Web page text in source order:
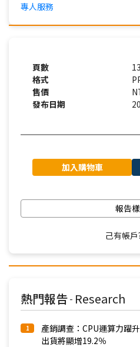
專人服務
頁數
格式
售價
發布日期
加入購物車
報告
己有帳戶
熱門報告 - Research
1
產銷調查：CPU運算力躍
出貨將顯增19.2％